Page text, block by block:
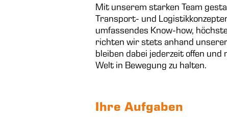
Mit unserem starken Team
Transport- und
umfassendes Know-how,
richten wir stets anhand
bleiben dabei jederzeit offen
Welt in Bewegung zu halten.
Ihre Aufgaben